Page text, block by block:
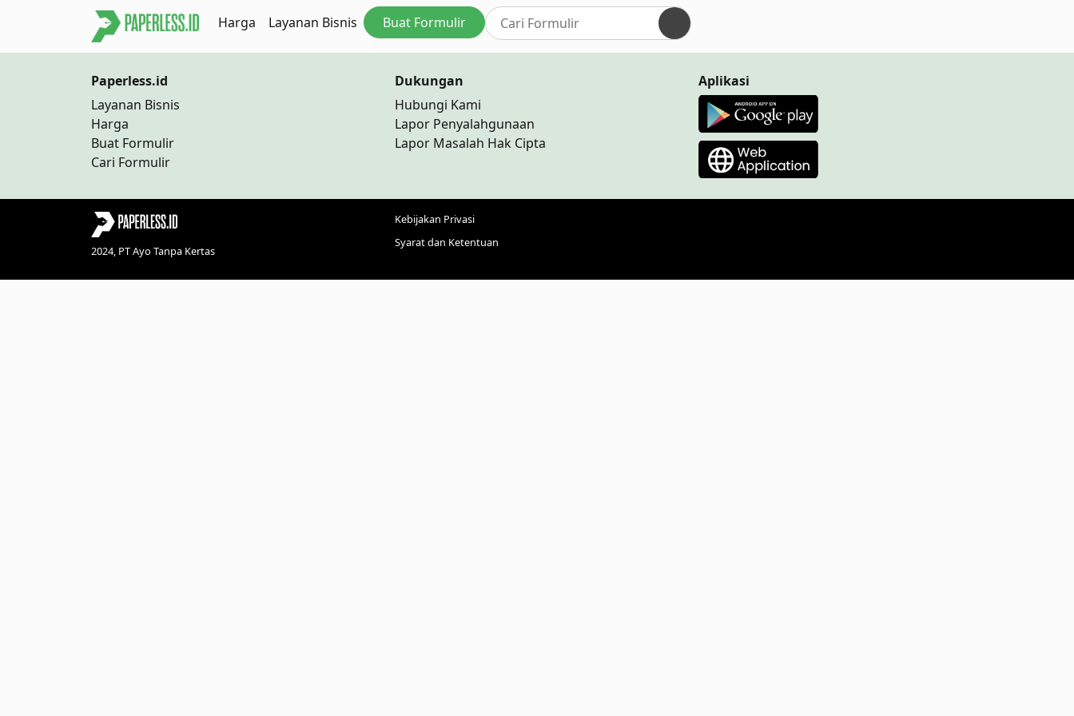
Harga Layanan Bisnis Buat Formulir
Paperless.id
Layanan Bisnis
Harga
Buat Formulir
Cari Formulir
Dukungan
Hubungi Kami
Lapor Penyalahgunaan
Lapor Masalah Hak Cipta
Aplikasi
2024, PT Ayo Tanpa Kertas
Kebijakan Privasi
Syarat dan Ketentuan